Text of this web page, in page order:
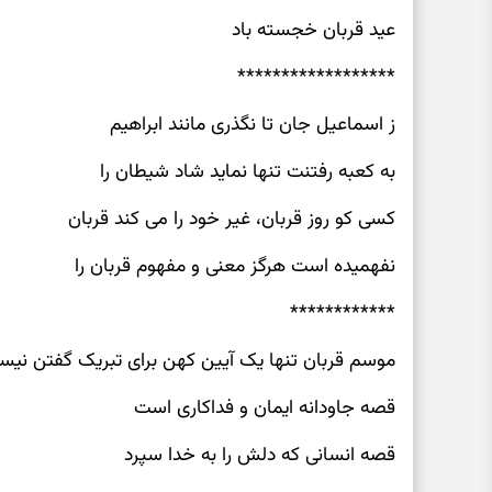
عید قربان خجسته باد
******************
ز اسماعیل جان تا نگذری مانند ابراهیم
به کعبه رفتنت تنها نماید شاد شیطان را
کسی کو روز قربان، غیر خود را می کند قربان
نفهمیده است هرگز معنی و مفهوم قربان را
************
موسم قربان تنها یک آیین کهن برای تبریک گفتن
قصه جاودانه ایمان و فداکاری است
قصه انسانی که دلش را به خدا سپرد